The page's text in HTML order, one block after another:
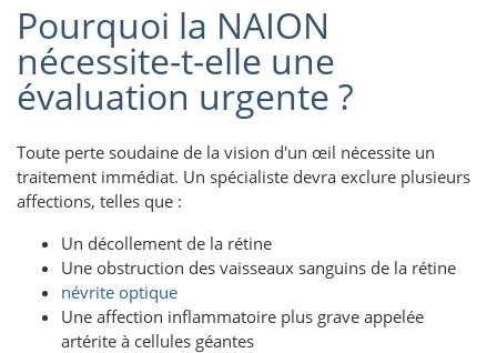
Pourquoi la NAION
nécessite-t-elle une
évaluation urgente ?
Toute perte soudaine de la vision d'un œil nécessite un
traitement immédiat. Un spécialiste devra exclure plusieurs
affections, telles que :
Un décollement de la rétine
Une obstruction des vaisseaux sanguins de la rétine
névrite optique
Une affection inflammatoire plus grave appelée
artérite à cellules géantes